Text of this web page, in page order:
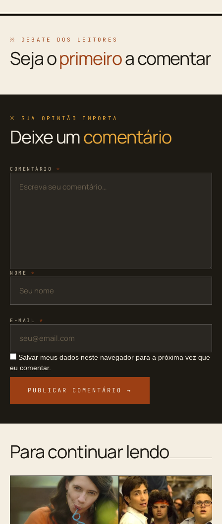
※ DEBATE DOS LEITORES
Seja oprimeiroa comentar
※ SUA OPINIÃO IMPORTA
Deixe umcomentário
COMENTÁRIO *
NOME *
E-MAIL *
Salvar meus dados neste navegador para a próxima vez que
eu comentar.
Para continuar lendo